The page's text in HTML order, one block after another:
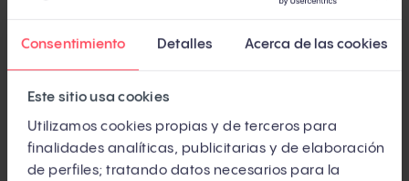
Consentimiento Detalles Acerca de las cookies
Este sitio usa cookies
Utilizamos cookies propias y de terceros para
finalidades analíticas, publicitarias y de elaboración
de perfiles; tratando datos necesarios para la
independiente) reveló que el 88% de las
gente que conoce que en cualquier otro canal. Y
sin embargo, la mayoría de empresas siguen
invirtiendo casi todo su presupuesto en la parte